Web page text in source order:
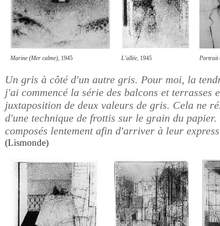
Marine (Mer calme), 1945 L'allée, 1945 Portrait
Un gris à côté d'un autre gris. Pour moi, la
j'ai commencé la série des balcons et terrasses
juxtaposition de deux valeurs de gris. Cela ne
d'une technique de frottis sur le grain du
composés lentement afin d'arriver à leur
(Lismonde)